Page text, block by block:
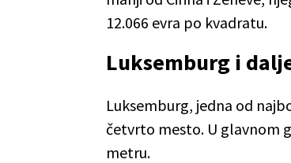
12.066 evra po kvadratu.
Luksemburg i
Luksemburg, jedna od
četvrto mesto. U glavnom
metru.